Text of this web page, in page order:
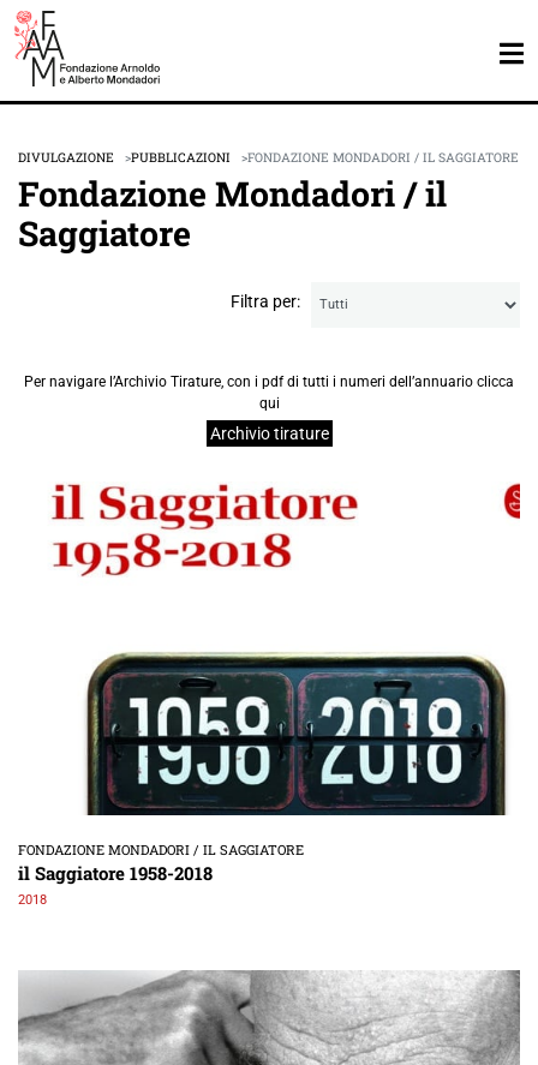
DIVULGAZIONE PUBBLICAZIONI FONDAZIONE MONDADORI / IL SAGGIATORE
Fondazione Mondadori / il
Saggiatore
Filtra per:
Per navigare l’Archivio Tirature, con i pdf di tutti i numeri dell’annuario clicca
qui
Archivio tirature
FONDAZIONE MONDADORI / IL SAGGIATORE
il Saggiatore 1958-2018
2018